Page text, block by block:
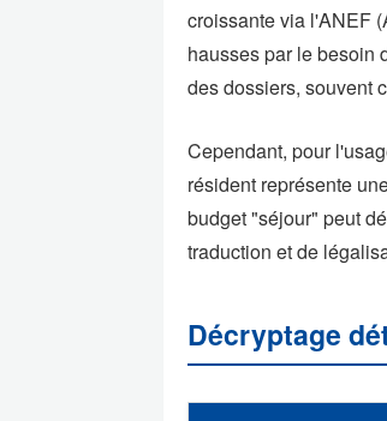
croissante via l'ANEF
hausses par le besoin
des dossiers, souvent
Cependant, pour
résident représente
budget "séjour" peut
traduction et de
Décryptage